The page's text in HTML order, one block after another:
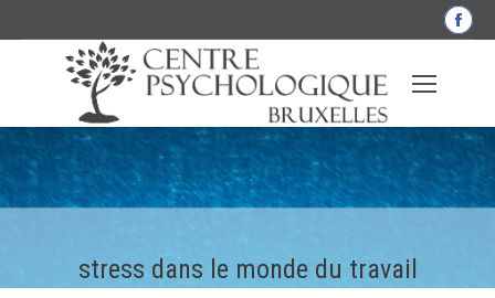
La
une
stress dans le monde du travail